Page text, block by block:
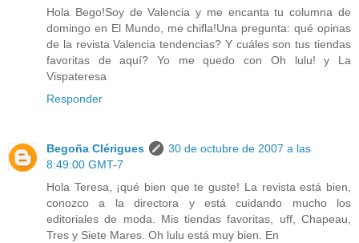
Hola Bego!Soy de Valencia y me encanta tu columna de
domingo en El Mundo, me chifla!Una pregunta: qué opinas
de la revista Valencia tendencias? Y cuáles son tus tiendas
favoritas de aquí? Yo me quedo con Oh lulu! y La
Vispateresa
Responder
Begoña Clérigues
30 de octubre de 2007 a las
8:49:00 GMT-7
Hola Teresa, ¡qué bien que te guste! La revista está bien,
conozco a la directora y está cuidando mucho los
editoriales de moda. Mis tiendas favoritas, uff, Chapeau,
Tres y Siete Mares. Oh lulu está muy bien. En